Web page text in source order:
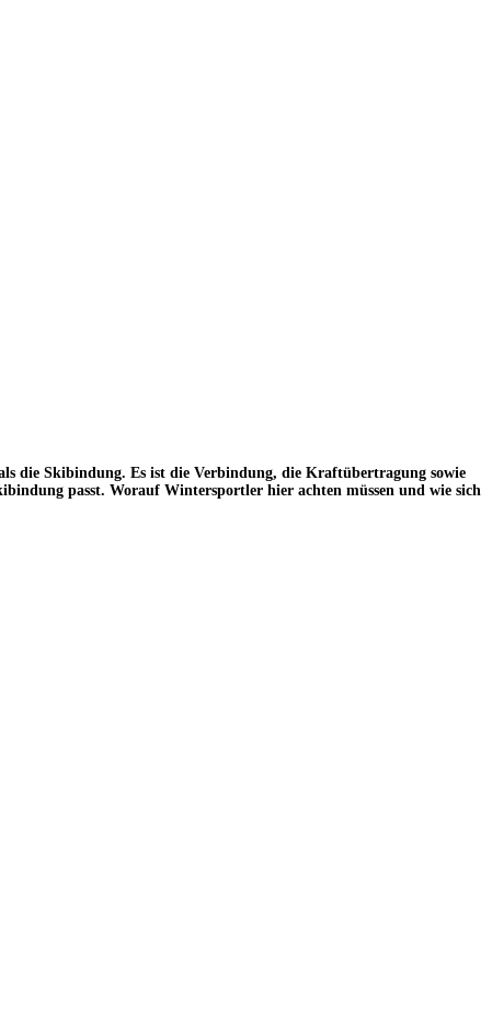
die Skibindung. Es ist die Verbindung, die Kraftübertragung sowie
passt. Worauf Wintersportler hier achten müssen und wie sich